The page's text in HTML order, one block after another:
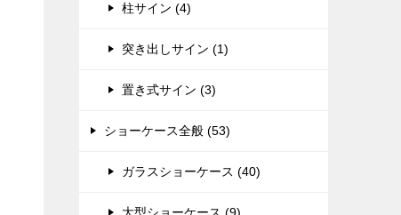
柱サイン (4)
突き出しサイン (1)
置き式サイン (3)
ショーケース全般 (53)
ガラスショーケース (40)